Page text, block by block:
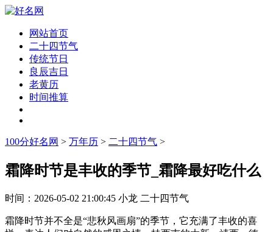
网站首页
二十四节气
传统节日
良辰吉日
老黄历
时间推算
100分好名网 > 万年历 > 二十四节气 >
霜降时节是丰收的季节_霜降最好吃什么
时间： 2026-05-02 21:00:45 小龙 二十四节气
霜降时节并不全是“悲秋风画扇”的季节，它充满了丰收的喜